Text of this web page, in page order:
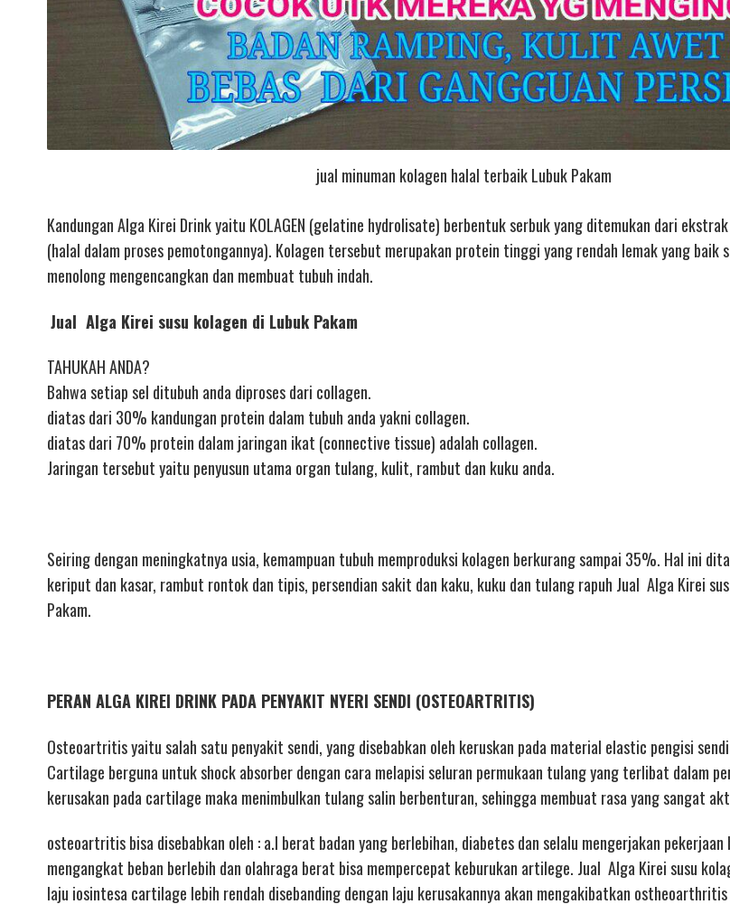
jual minuman kolagen halal terbaik Lubuk Pakam
Kandungan Alga Kirei Drink yaitu KOLAGEN (gelatine hydrolisate) berbentuk serbuk yang ditemukan dari
(halal dalam proses pemotongannya). Kolagen tersebut merupakan protein tinggi yang rendah lemak yang baik
menolong mengencangkan dan membuat tubuh indah.
Jual Alga Kirei susu kolagen di Lubuk Pakam
TAHUKAH ANDA?
Bahwa setiap sel ditubuh anda diproses dari collagen.
diatas dari 30% kandungan protein dalam tubuh anda yakni collagen.
diatas dari 70% protein dalam jaringan ikat (connective tissue) adalah collagen.
Jaringan tersebut yaitu penyusun utama organ tulang, kulit, rambut dan kuku anda.
Seiring dengan meningkatnya usia, kemampuan tubuh memproduksi kolagen berkurang sampai 35%. Hal ini
keriput dan kasar, rambut rontok dan tipis, persendian sakit dan kaku, kuku dan tulang rapuh Jual Alga Kirei
Pakam.
PERAN ALGA KIREI DRINK PADA PENYAKIT NYERI SENDI (OSTEOARTRITIS)
Osteoartritis yaitu salah satu penyakit sendi, yang disebabkan oleh keruskan pada material elastic pengisi
Cartilage berguna untuk shock absorber dengan cara melapisi seluran permukaan tulang yang terlibat dalam
kerusakan pada cartilage maka menimbulkan tulang salin berbenturan, sehingga membuat rasa yang sangat
osteoartritis bisa disebabkan oleh : a.l berat badan yang berlebihan, diabetes dan selalu mengerjakan
mengangkat beban berlebih dan olahraga berat bisa mempercepat keburukan artilege. Jual Alga Kirei susu
laju iosintesa cartilage lebih rendah disebanding dengan laju kerusakannya akan mengakibatkan